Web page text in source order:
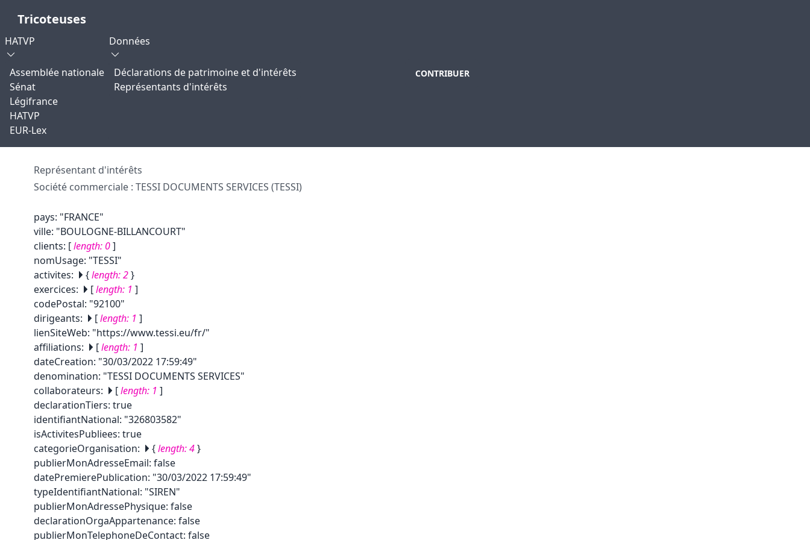
Tricoteuses
HATVP
Assemblée nationale
Sénat
Légifrance
HATVP
EUR-Lex
Données
Déclarations de patrimoine et d'intérêts
Représentants d'intérêts
CONTRIBUER
Représentant d'intérêts
Société commerciale : TESSI DOCUMENTS SERVICES (TESSI)
pays: "FRANCE"
ville: "BOULOGNE-BILLANCOURT"
clients: [length: 0]
nomUsage: "TESSI"
activites: {length:2}
exercices: [length: 1 ]
codePostal: "92100"
dirigeants: [length: 1 ]
lienSiteWeb: "https://www.tessi.eu/fr/"
affiliations: [length: 1 ]
dateCreation: "30/03/2022 17:59:49"
denomination: "TESSI DOCUMENTS SERVICES"
collaborateurs: [length: 1 ]
declarationTiers: true
identifiantNational: "326803582"
isActivitesPubliees: true
categorieOrganisation: {length:4}
publierMonAdresseEmail: false
datePremierePublication: "30/03/2022 17:59:49"
typeIdentifiantNational: "SIREN"
publierMonAdressePhysique: false
declarationOrgaAppartenance: false
publierMonTelephoneDeContact: false